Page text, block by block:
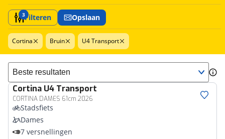
3Filteren Opslaan
Cortina Bruin U4 Transport
Sorteer resultaten
Cortina U4 Transport
CORTINA DAMES 61cm 2026
Stadsfiets
Dames
7 versnellingen